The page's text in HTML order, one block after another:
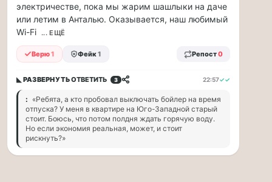
должны
заправщики
чаевые
давать,
потому,
что
такими
ценами
и
проблемами,
в
электричестве, пока мы жарим шашлыки на даче
или летим в Анталью. Оказывается, наш любимый
Wi-Fi ... ЕЩЁ
Верю1 Фейк1 Репост0
◣ РАЗВЕРНУТЬОТВЕТИТЬ 3 22:57✓✓
: «Ребята, а кто пробовал выключать бойлер на время
отпуска? У меня в квартире на Юго-Западной старый
стоит. Боюсь, что потом полдня ждать горячую воду.
Но если экономия реальная, может, и стоит
рискнуть?»